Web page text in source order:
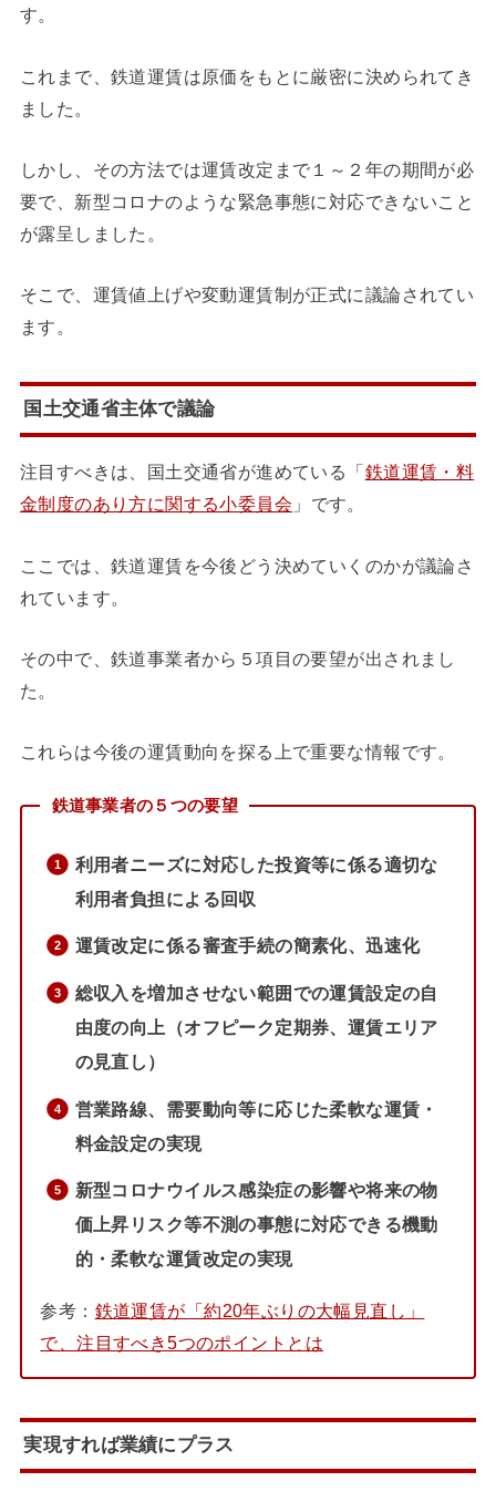
す。
これまで、鉄道運賃は原価をもとに厳密に決められてき
ました。
しかし、その方法では運賃改定まで１～２年の期間が必
要で、新型コロナのような緊急事態に対応できないこと
が露呈しました。
そこで、運賃値上げや変動運賃制が正式に議論されてい
ます。
国土交通省主体で議論
注目すべきは、国土交通省が進めている「 鉄道運賃・料
金制度のあり方に関する小委員会 」です。
ここでは、鉄道運賃を今後どう決めていくのかが議論さ
れています。
その中で、鉄道事業者から５項目の要望が出されまし
た。
これらは今後の運賃動向を探る上で重要な情報です。
鉄道事業者の５つの要望
利用者ニーズに対応した投資等に係る適切な
利用者負担による回収
運賃改定に係る審査手続の簡素化、迅速化
総収入を増加させない範囲での運賃設定の自
由度の向上（オフピーク定期券、運賃エリア
の見直し）
営業路線、需要動向等に応じた柔軟な運賃・
料金設定の実現
新型コロナウイルス感染症の影響や将来の物
価上昇リスク等不測の事態に対応できる機動
的・柔軟な運賃改定の実現
参考： 鉄道運賃が「約20年ぶりの大幅見直し」
で、注目すべき5つのポイントとは
実現すれば業績にプラス